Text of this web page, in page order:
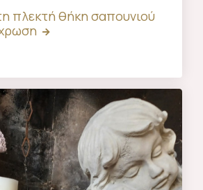
πλεκτή θήκη σαπουνιού